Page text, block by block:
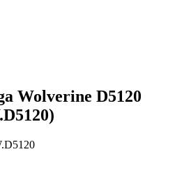
Wolverine D5120